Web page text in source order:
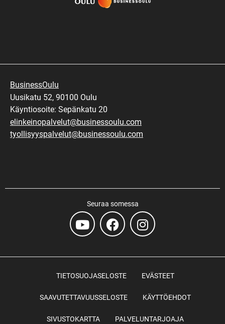
BusinessOulu
Uusikatu 52, 90100 Oulu
Käyntiosoite: Sepänkatu 20
elinkeinopalvelut@businessoulu.com
tyollisyyspalvelut@businessoulu.com
Seuraa somessa
TIETOSUOJASELOSTE EVÄSTEET
SAAVUTETTAVUUSSELOSTE KÄYTTÖEHDOT
SIVUSTOKARTTA PALVELUNTARJOAJA